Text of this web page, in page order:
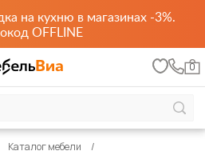
на кухню в магазинах -3%.
OFFLINE
0
Каталог мебели